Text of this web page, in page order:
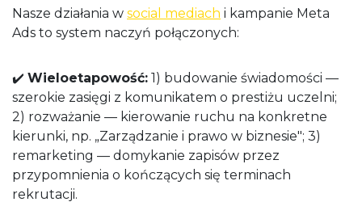
Nasze działania w social mediach i kampanie Meta
Ads to system naczyń połączonych:
✔️ Wieloetapowość: 1) budowanie świadomości —
szerokie zasięgi z komunikatem o prestiżu uczelni;
2) rozważanie — kierowanie ruchu na konkretne
kierunki, np. „Zarządzanie i prawo w biznesie"; 3)
remarketing — domykanie zapisów przez
przypomnienia o kończących się terminach
rekrutacji.